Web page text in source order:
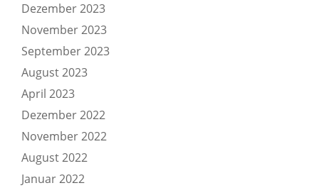
Dezember 2023
November 2023
September 2023
August 2023
April 2023
Dezember 2022
November 2022
August 2022
Januar 2022